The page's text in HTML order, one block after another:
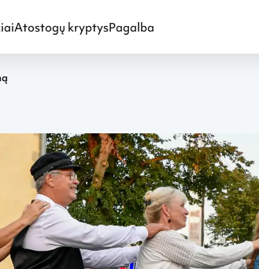
Atostogų kryptysPagalba